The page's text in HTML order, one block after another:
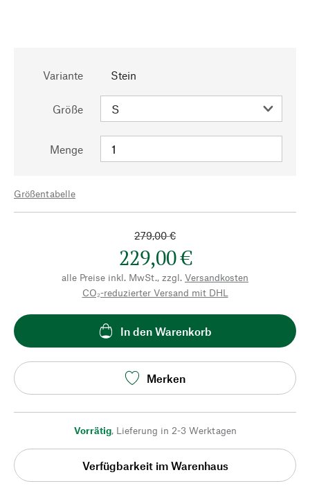
Variante Stein
Größe
Menge
Größentabelle
279,00 €
229,00 €
alle Preise inkl. MwSt., zzgl. Versandkosten
CO₂-reduzierter Versand mit DHL
In den Warenkorb
Merken
Vorrätig, Lieferung in 2-3 Werktagen
Verfügbarkeit im Warenhaus